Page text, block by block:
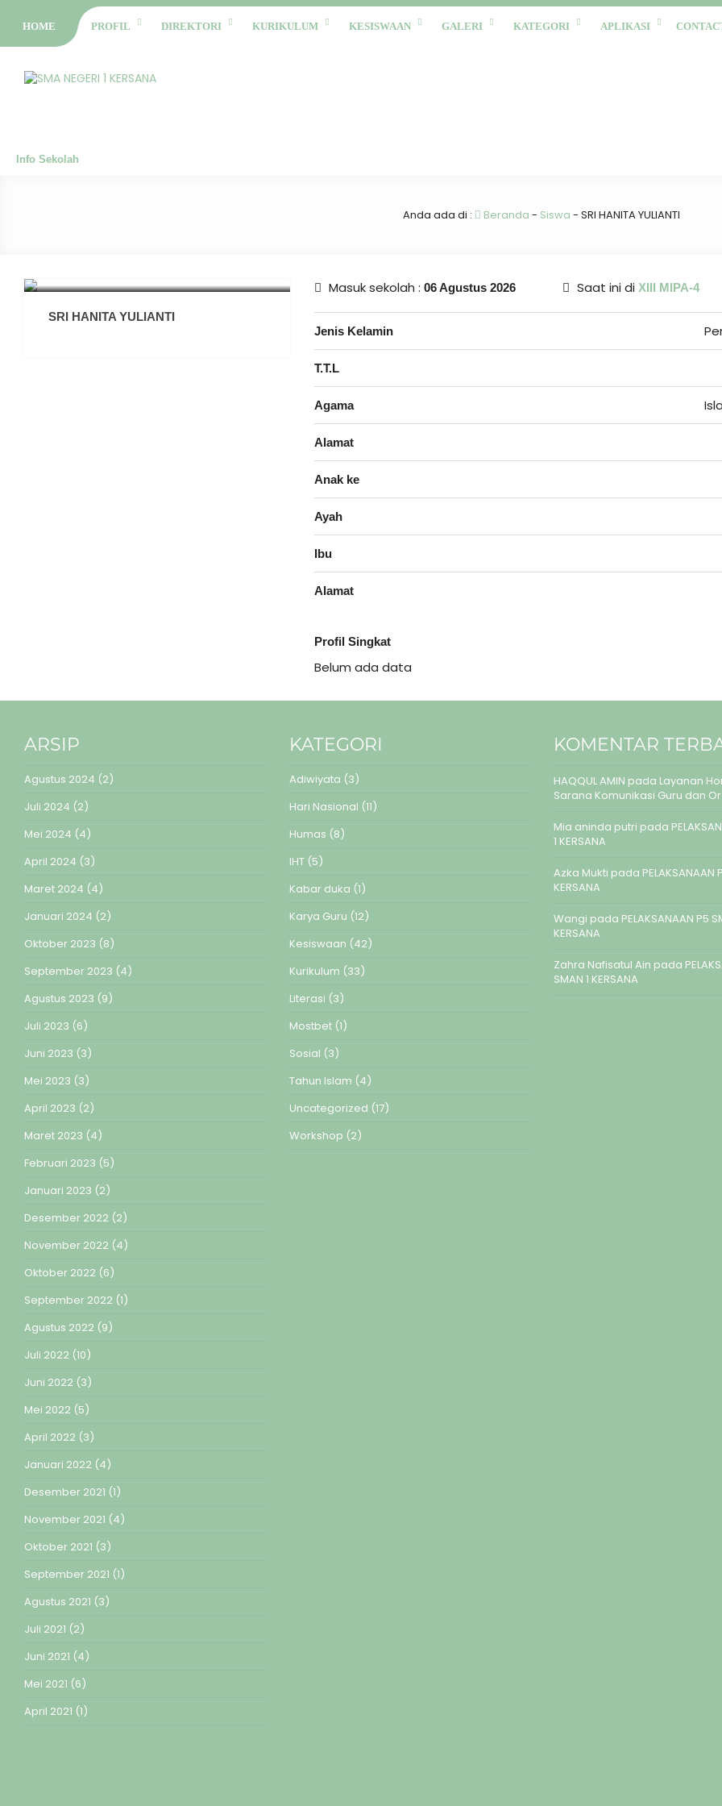
HOME PROFIL DIREKTORI KURIKULUM KESISWAAN GALERI KATEGORI APLIKASI
Info Sekolah
Anda ada di : Beranda - Siswa - SRI HANITA YULIANTI
SRI HANITA YULIANTI
Masuk sekolah : 06 Agustus 2026 Saat ini di XIII MIPA-4
Jenis Kelamin
T.T.L
Agama
Alamat
Anak ke
Ayah
Ibu
Alamat
Profil Singkat
Belum ada data
ARSIP
Agustus 2024 (2)
Juli 2024 (2)
Mei 2024 (4)
April 2024 (3)
Maret 2024 (4)
Januari 2024 (2)
Oktober 2023 (8)
September 2023 (4)
Agustus 2023 (9)
Juli 2023 (6)
Juni 2023 (3)
Mei 2023 (3)
April 2023 (2)
Maret 2023 (4)
Februari 2023 (5)
Januari 2023 (2)
Desember 2022 (2)
November 2022 (4)
Oktober 2022 (6)
September 2022 (1)
Agustus 2022 (9)
Juli 2022 (10)
Juni 2022 (3)
Mei 2022 (5)
April 2022 (3)
Januari 2022 (4)
Desember 2021 (1)
November 2021 (4)
Oktober 2021 (3)
September 2021 (1)
Agustus 2021 (3)
Juli 2021 (2)
Juni 2021 (4)
Mei 2021 (6)
April 2021 (1)
KATEGORI
Adiwiyata (3)
Hari Nasional (11)
Humas (8)
IHT(5)
Kabar duka (1)
Karya Guru (12)
Kesiswaan (42)
Kurikulum (33)
Literasi (3)
Mostbet(1)
Sosial (3)
Tahun Islam (4)
Uncategorized (17)
Workshop (2)
KOMENTAR
HAQQUL AMIN pada Layanan
Sarana Komunikasi Guru dan
Mia aninda putri pada
1 KERSANA
Azka Mukti pada PELAKSANAAN
KERSANA
Wangi pada PELAKSANAAN P5
KERSANA
Zahra Nafisatul Ain pada
SMAN 1 KERSANA